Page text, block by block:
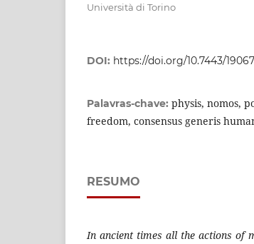
Università di Torino
DOI: https://doi.org/10.7443/19067
Palavras-chave: physis, nomos,
freedom, consensus generis
RESUMO
In ancient times all the actions of